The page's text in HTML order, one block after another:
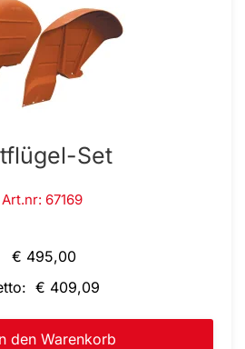
Set
Art.nr: 67169
€ 495,00
€ 409,09
den Warenkorb